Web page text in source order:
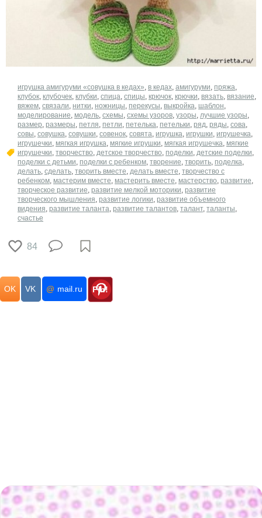
игрушка амигуруми «совушка в кедах», в кедах, амигуруми, пряжа,
клубок, клубочек, клубки, спица, спицы, крючок, крючки, вязать, вязание,
вяжем, связали, нитки, ножницы, перекусы, выкройка, шаблон,
моделирование, модель, схемы, схемы узоров, узоры, лучшие узоры,
размер, размеры, петля, петли, петелька, петельки, ряд, ряды, сова,
совы, совушка, совушки, совенок, совята, игрушка, игрушки, игрушечка,
игрушечки, мягкая игрушка, мягкие игрушки, мягкая игрушечка, мягкие
игрушечки, творчество, детское творчество, поделки, детские поделки,
поделки с детьми, поделки с ребенком, творение, творить, поделка,
делать, сделать, творить вместе, делать вместе, творчество с
ребенком, мастерим вместе, мастерить вместе, мастерство, развитие,
творческое развитие, развитие мелкой моторики, развитие
творческого мышления, развитие логики, развитие объемного
видения, развитие таланта, развитие талантов, талант, таланты,
счастье
84
OK VK @ mail.ru Pin!